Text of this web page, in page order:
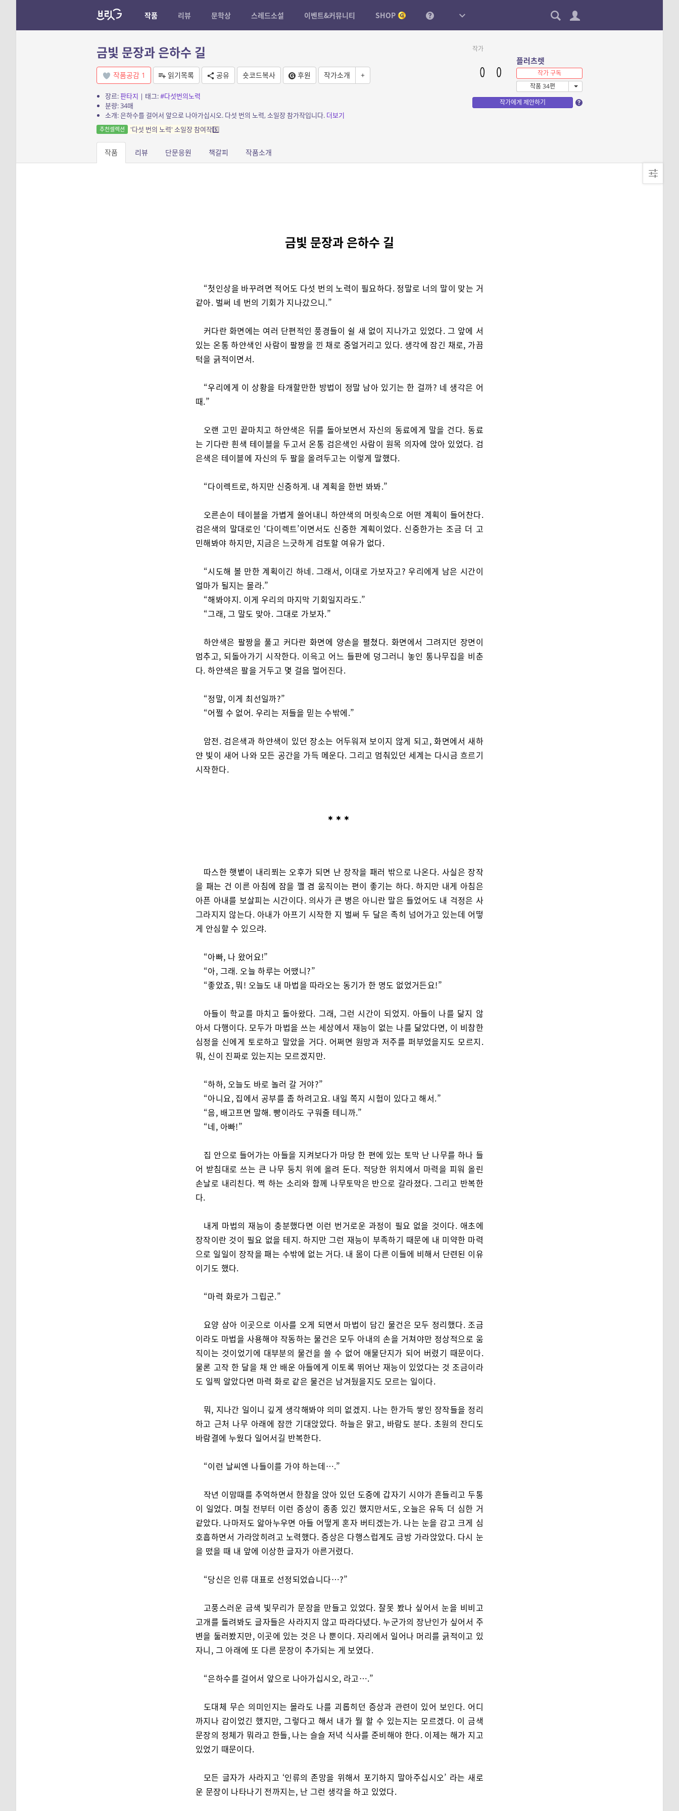
작품 리뷰 문학상 스레드소설 이벤트&커뮤니티 SHOP
금빛 문장과 은하수 길
작품공감 1 읽기목록 공유 숏코드복사 후원 작가소개 +
장르:판타지 | 태그:#다섯번의노력
분량: 34매
소개: 은하수를 걸어서 앞으로 나아가십시오. 다섯 번의 노력, 소일장 참가작입니다. 더보기
추천셀렉션 '다섯 번의 노력' 소일장 참여작5️⃣
작가
플러츠렛
작가 구독
작품 34편
작가에게 제안하기
작품 리뷰 단문응원 책갈피 작품소개
금빛 문장과 은하수 길
“첫인상을 바꾸려면 적어도 다섯 번의 노력이 필요하다. 정말로 너의 말이 맞는 거
같아. 벌써 네 번의 기회가 지나갔으니.”
커다란 화면에는 여러 단편적인 풍경들이 쉴 새 없이 지나가고 있었다. 그 앞에 서
있는 온통 하얀색인 사람이 팔짱을 낀 채로 중얼거리고 있다. 생각에 잠긴 채로, 가끔
턱을 긁적이면서.
“우리에게 이 상황을 타개할만한 방법이 정말 남아 있기는 한 걸까? 네 생각은 어
때.”
오랜 고민 끝마치고 하얀색은 뒤를 돌아보면서 자신의 동료에게 말을 건다. 동료
는 기다란 흰색 테이블을 두고서 온통 검은색인 사람이 원목 의자에 앉아 있었다. 검
은색은 테이블에 자신의 두 팔을 올려두고는 이렇게 말했다.
“다이렉트로, 하지만 신중하게. 내 계획을 한번 봐봐.”
오른손이 테이블을 가볍게 쓸어내니 하얀색의 머릿속으로 어떤 계획이 들어찬다.
검은색의 말대로인 ‘다이렉트’이면서도 신중한 계획이었다. 신중한가는 조금 더 고
민해봐야 하지만, 지금은 느긋하게 검토할 여유가 없다.
“시도해 볼 만한 계획이긴 하네. 그래서, 이대로 가보자고? 우리에게 남은 시간이
얼마가 될지는 몰라.”
“해봐야지. 이게 우리의 마지막 기회일지라도.”
“그래, 그 말도 맞아. 그대로 가보자.”
하얀색은 팔짱을 풀고 커다란 화면에 양손을 펼쳤다. 화면에서 그려지던 장면이
멈추고, 되돌아가기 시작한다. 이윽고 어느 들판에 덩그러니 놓인 통나무집을 비춘
다. 하얀색은 팔을 거두고 몇 걸음 멀어진다.
“정말, 이게 최선일까?”
“어쩔 수 없어. 우리는 저들을 믿는 수밖에.”
암전. 검은색과 하얀색이 있던 장소는 어두워져 보이지 않게 되고, 화면에서 새하
얀 빛이 새어 나와 모든 공간을 가득 메운다. 그리고 멈춰있던 세계는 다시금 흐르기
시작한다.
따스한 햇볕이 내리쬐는 오후가 되면 난 장작을 패러 밖으로 나온다. 사실은 장작
을 패는 건 이른 아침에 잠을 깰 겸 움직이는 편이 좋기는 하다. 하지만 내게 아침은
아픈 아내를 보살피는 시간이다. 의사가 큰 병은 아니란 말은 들었어도 내 걱정은 사
그라지지 않는다. 아내가 아프기 시작한 지 벌써 두 달은 족히 넘어가고 있는데 어떻
게 안심할 수 있으랴.
“아빠, 나 왔어요!”
“아, 그래. 오늘 하루는 어땠니?”
“좋았죠, 뭐! 오늘도 내 마법을 따라오는 동기가 한 명도 없었거든요!”
아들이 학교를 마치고 돌아왔다. 그래, 그런 시간이 되었지. 아들이 나를 닮지 않
아서 다행이다. 모두가 마법을 쓰는 세상에서 재능이 없는 나를 닮았다면, 이 비참한
심정을 신에게 토로하고 말았을 거다. 어쩌면 원망과 저주를 퍼부었을지도 모르지.
뭐, 신이 진짜로 있는지는 모르겠지만.
“하하, 오늘도 바로 놀러 갈 거야?”
“아니요, 집에서 공부를 좀 하려고요. 내일 쪽지 시험이 있다고 해서.”
“음, 배고프면 말해. 빵이라도 구워줄 테니까.”
“네, 아빠!”
집 안으로 들어가는 아들을 지켜보다가 마당 한 편에 있는 토막 난 나무를 하나 들
어 받침대로 쓰는 큰 나무 둥치 위에 올려 둔다. 적당한 위치에서 마력을 피워 올린
손날로 내리친다. 쩍 하는 소리와 함께 나무토막은 반으로 갈라졌다. 그리고 반복한
다.
내게 마법의 재능이 충분했다면 이런 번거로운 과정이 필요 없을 것이다. 애초에
장작이란 것이 필요 없을 테지. 하지만 그런 재능이 부족하기 때문에 내 미약한 마력
으로 일일이 장작을 패는 수밖에 없는 거다. 내 몸이 다른 이들에 비해서 단련된 이유
이기도 했다.
“마력 화로가 그립군.”
요양 삼아 이곳으로 이사를 오게 되면서 마법이 담긴 물건은 모두 정리했다. 조금
이라도 마법을 사용해야 작동하는 물건은 모두 아내의 손을 거쳐야만 정상적으로 움
직이는 것이었기에 대부분의 물건을 쓸 수 없어 애물단지가 되어 버렸기 때문이다.
물론 고작 한 달을 채 안 배운 아들에게 이토록 뛰어난 재능이 있었다는 것 조금이라
도 일찍 알았다면 마력 화로 같은 물건은 남겨뒀을지도 모르는 일이다.
뭐, 지나간 일이니 깊게 생각해봐야 의미 없겠지. 나는 한가득 쌓인 장작들을 정리
하고 근처 나무 아래에 잠깐 기대앉았다. 하늘은 맑고, 바람도 분다. 초원의 잔디도
바람결에 누웠다 일어서길 반복한다.
“이런 날씨엔 나들이를 가야 하는데….”
작년 이맘때를 추억하면서 한참을 앉아 있던 도중에 갑자기 시야가 흔들리고 두통
이 일었다. 며칠 전부터 이런 증상이 종종 있긴 했지만서도, 오늘은 유독 더 심한 거
같았다. 나마저도 앓아누우면 아들 어떻게 혼자 버티겠는가. 나는 눈을 감고 크게 심
호흡하면서 가라앉히려고 노력했다. 증상은 다행스럽게도 금방 가라앉았다. 다시 눈
을 떴을 때 내 앞에 이상한 글자가 아른거렸다.
“당신은 인류 대표로 선정되었습니다…?”
고풍스러운 금색 빛무리가 문장을 만들고 있었다. 잘못 봤나 싶어서 눈을 비비고
고개를 돌려봐도 글자들은 사라지지 않고 따라다녔다. 누군가의 장난인가 싶어서 주
변을 둘러봤지만, 이곳에 있는 것은 나 뿐이다. 자리에서 일어나 머리를 긁적이고 있
자니, 그 아래에 또 다른 문장이 추가되는 게 보였다.
“은하수를 걸어서 앞으로 나아가십시오, 라고….”
도대체 무슨 의미인지는 몰라도 나를 괴롭히던 증상과 관련이 있어 보인다. 어디
까지나 감이었긴 했지만, 그렇다고 해서 내가 뭘 할 수 있는지는 모르겠다. 이 금색
문장의 정체가 뭐라고 한들, 나는 슬슬 저녁 식사를 준비해야 한다. 이제는 해가 지고
있었기 때문이다.
모든 글자가 사라지고 ‘인류의 존망을 위해서 포기하지 말아주십시오’ 라는 새로
운 문장이 나타나기 전까지는, 난 그런 생각을 하고 있었다.